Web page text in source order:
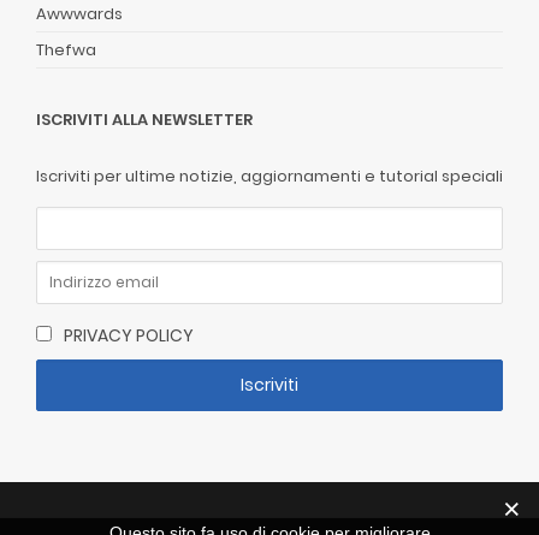
Awwwards
Thefwa
ISCRIVITI ALLA NEWSLETTER
Iscriviti per ultime notizie, aggiornamenti e tutorial speciali
PRIVACY POLICY